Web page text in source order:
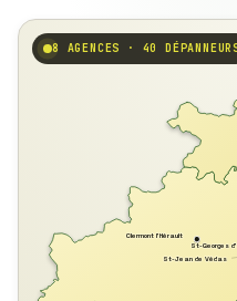
St-Georges
Clermont l'Hérault
St-Jean de Védas
8 AGENCES · 40